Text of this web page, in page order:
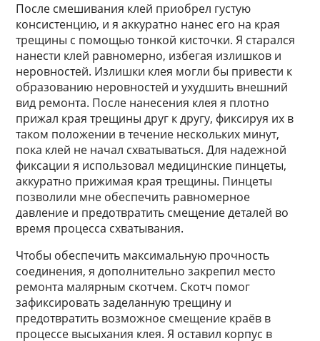
После смешивания клей приобрел густую
консистенцию, и я аккуратно нанес его на края
трещины с помощью тонкой кисточки. Я старался
нанести клей равномерно, избегая излишков и
неровностей. Излишки клея могли бы привести к
образованию неровностей и ухудшить внешний
вид ремонта. После нанесения клея я плотно
прижал края трещины друг к другу, фиксируя их в
таком положении в течение нескольких минут,
пока клей не начал схватываться. Для надежной
фиксации я использовал медицинские пинцеты,
аккуратно прижимая края трещины. Пинцеты
позволили мне обеспечить равномерное
давление и предотвратить смещение деталей во
время процесса схватывания.
Чтобы обеспечить максимальную прочность
соединения, я дополнительно закрепил место
ремонта малярным скотчем. Скотч помог
зафиксировать заделанную трещину и
предотвратить возможное смещение краёв в
процессе высыхания клея. Я оставил корпус в